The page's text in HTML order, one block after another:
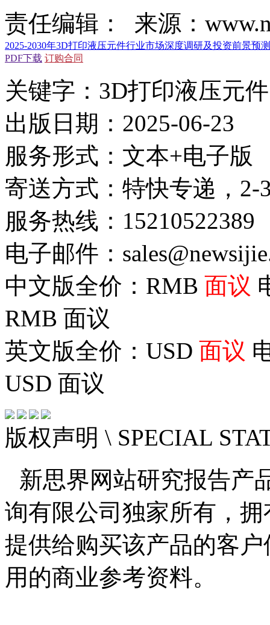
责任编辑： 来源：
2025-2030年3D打印液压元件行业市场深度调研及投资前景预
PDF下载 订购合同
关键字：3D打印液压元件
出版日期：2025-06-23
服务形式：文本+电子版
寄送方式：特快专递，2-
服务热线：15210522389
电子邮件：
中文版全价：RMB 面议
RMB 面议
英文版全价：USD 面议
USD 面议
版权声明 \ SPECIAL
新思界网站研究报告产
询有限公司独家所有，
提供给购买该产品的客
用的商业参考资料。